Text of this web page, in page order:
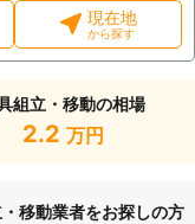
現在地
から探す
組立・移動の相場
2.2 万円
移動業者をお探しの方